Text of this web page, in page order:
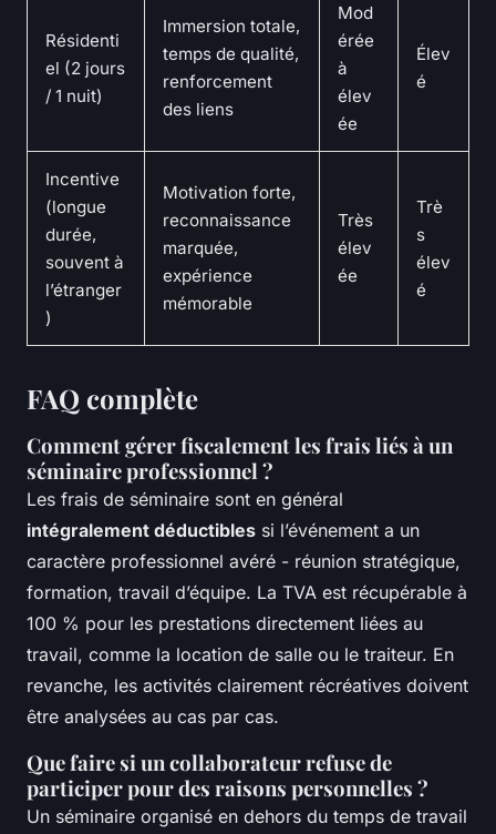
Résidenti
el (2 jours
/ 1 nuit)
Immersion totale,
temps de qualité,
renforcement
des liens
Mod
érée
à
élev
ée
Élev
é
Incentive
(longue
durée,
souvent à
l’étranger
)
Motivation forte,
reconnaissance
marquée,
expérience
mémorable
Très
élev
ée
Trè
s
élev
é
FAQ complète
Comment gérer fiscalement les frais liés à un
séminaire professionnel ?
Les frais de séminaire sont en général
intégralement déductibles si l’événement a un
caractère professionnel avéré - réunion stratégique,
formation, travail d’équipe. La TVA est récupérable à
100 % pour les prestations directement liées au
travail, comme la location de salle ou le traiteur. En
revanche, les activités clairement récréatives doivent
être analysées au cas par cas.
Que faire si un collaborateur refuse de
participer pour des raisons personnelles ?
Un séminaire organisé en dehors du temps de travail